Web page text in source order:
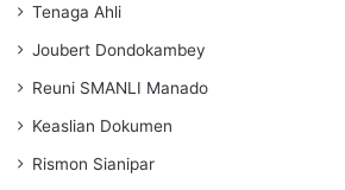
Tenaga Ahli
Joubert Dondokambey
Reuni SMANLI Manado
Keaslian Dokumen
Rismon Sianipar